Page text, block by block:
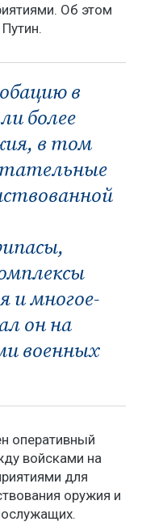
Об этом
в
более
в том
и многое-
он на
военных
оперативный
войсками на
для
оружия и